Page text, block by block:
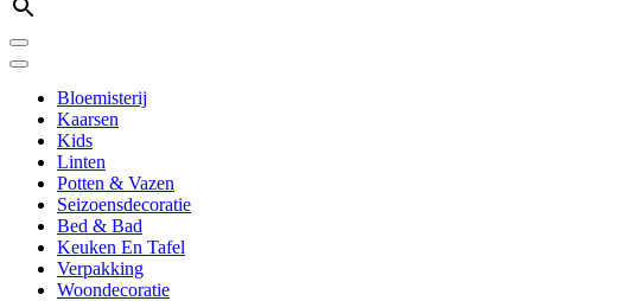
Bloemisterij
Kaarsen
Kids
Linten
Potten & Vazen
Seizoensdecoratie
Bed & Bad
Keuken En Tafel
Verpakking
Woondecoratie